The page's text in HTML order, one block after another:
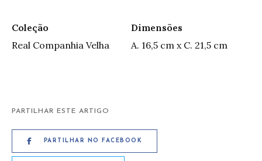
Coleção
Real Companhia Velha
Dimensões
A. 16,5 cm x C. 21,5 cm
PARTILHAR ESTE ARTIGO
PARTILHAR NO FACEBOOK